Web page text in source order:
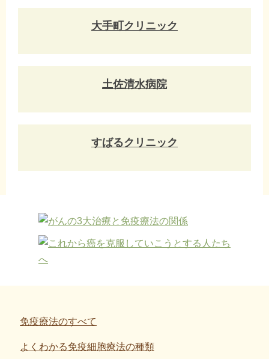
大手町クリニック
土佐清水病院
すばるクリニック
免疫療法のすべて
よくわかる免疫細胞療法の種類